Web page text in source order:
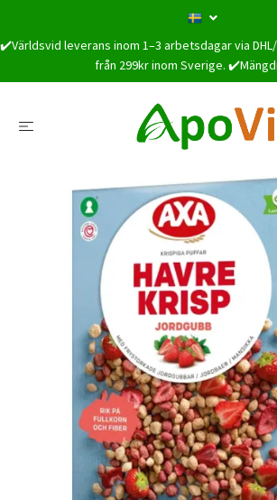
✔️Världsvid leverans inom 1–3 arbetsdagar via
från 299kr inom Sverige.